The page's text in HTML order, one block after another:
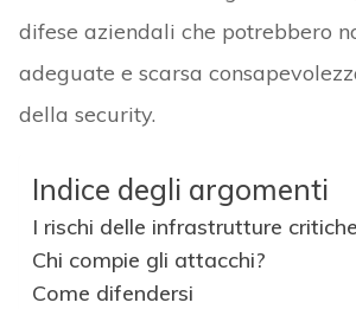
difese aziendali che potrebbero
adeguate e scarsa
della security.
Indice degli argomenti
I rischi delle infrastrutture critiche
Chi compie gli attacchi?
Come difendersi